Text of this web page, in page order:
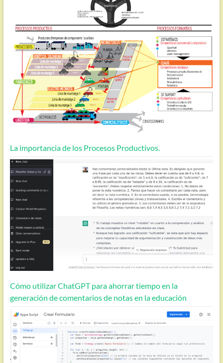
La importancia de los Procesos Productivos.
Cómo utilizar ChatGPT para ahorrar tiempo en la
generación de comentarios de notas en la educación